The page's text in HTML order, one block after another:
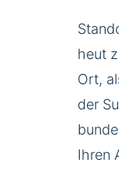
heut
Ort,
der
Ihren